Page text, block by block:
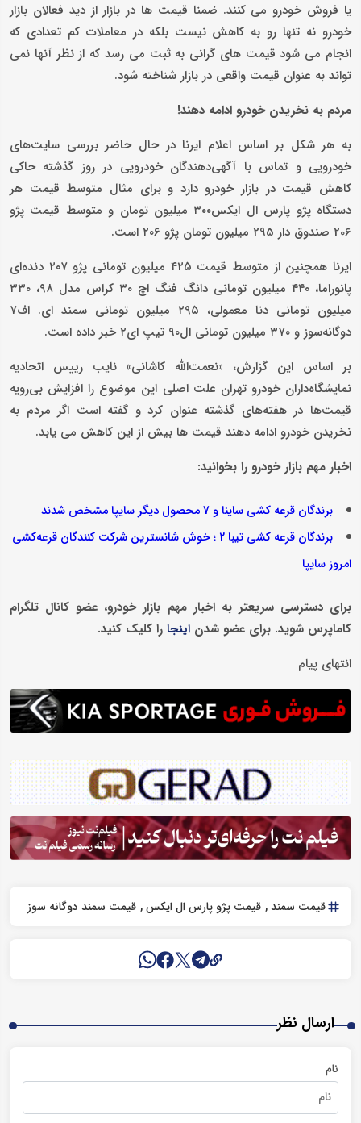
یا فروش خودرو می کنند. ضمنا قیمت ها در بازار از دید فعالان بازار
خودرو نه تنها رو به کاهش نیست بلکه در معاملات کم تعدادی که
انجام می شود قیمت های گرانی به ثبت می رسد که از نظر آنها نمی
تواند به عنوان قیمت واقعی در بازار شناخته شود.
مردم به نخریدن خودرو ادامه دهند!
به هر شکل بر اساس اعلام ایرنا در حال حاضر بررسی سایت‌های
خودرویی و تماس با آگهی‌دهندگان خودرویی در روز گذشته حاکی
کاهش قیمت در بازار خودرو دارد و برای مثال متوسط قیمت هر
دستگاه پژو پارس ال ایکس۳۰۰ میلیون تومان و متوسط قیمت پژو
206 صندوق دار 295 میلیون تومان پژو ۲۰۶ است.
ایرنا همچنین از متوسط قیمت ۴۲۵ میلیون تومانی پژو ۲۰۷ دنده‌ای
پانوراما، ۴۴۰ میلیون تومانی دانگ فنگ اچ ۳۰ کراس مدل ۹۸، ۳۳۰
میلیون تومانی دنا معمولی، ۲۹۵ میلیون تومانی سمند ای. اف۷
دوگانه‌سوز و ۳۷۰ میلیون تومانی ال۹۰ تیپ ای۲ خبر داده است.
بر اساس این گزارش، «نعمت‌الله کاشانی» نایب رییس اتحادیه
نمایشگاه‌داران خودرو تهران علت اصلی این موضوع را افزایش بی‌رویه
قیمت‌ها در هفته‌های گذشته عنوان کرد و گفته است اگر مردم به
نخریدن خودرو ادامه دهند قیمت ها بیش از این کاهش می یابد.
اخبار مهم بازار خودرو را بخوانید:
برندگان قرعه کشی ساینا و 7 محصول دیگر سایپا مشخص شدند
برندگان قرعه کشی تیبا 2 ؛ خوش‌ شانس‎ترین شرکت کنندگان قرعه‌کشی
امروز سایپا
برای دسترسی سریعتر به اخبار مهم بازار خودرو، عضو کانال تلگرام
کاماپرس شوید. برای عضو شدن اینجا را کلیک کنید.
انتهای پیام
قیمت سمند قیمت پژو پارس ال ایکس قیمت سمند دوگانه سوز
ارسال نظر
نام